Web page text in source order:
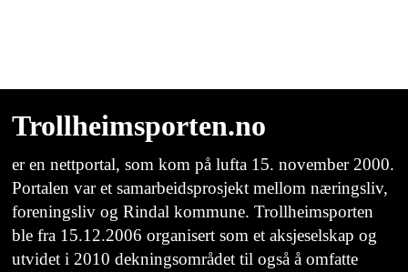
Trollheimsporten.no
er en nettportal, som kom på lufta 15. november 2000.
Portalen var et samarbeidsprosjekt mellom næringsliv,
foreningsliv og Rindal kommune. Trollheimsporten
ble fra 15.12.2006 organisert som et aksjeselskap og
utvidet i 2010 dekningsområdet til også å omfatte